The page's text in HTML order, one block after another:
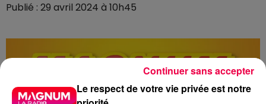
Publié : 29 avril 2024 à 10h45
Le respect de votre vie privée est notre
Continuer sans accepter